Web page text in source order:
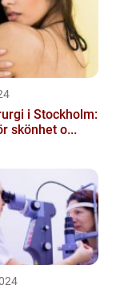
i Stockholm:
skönhet o...